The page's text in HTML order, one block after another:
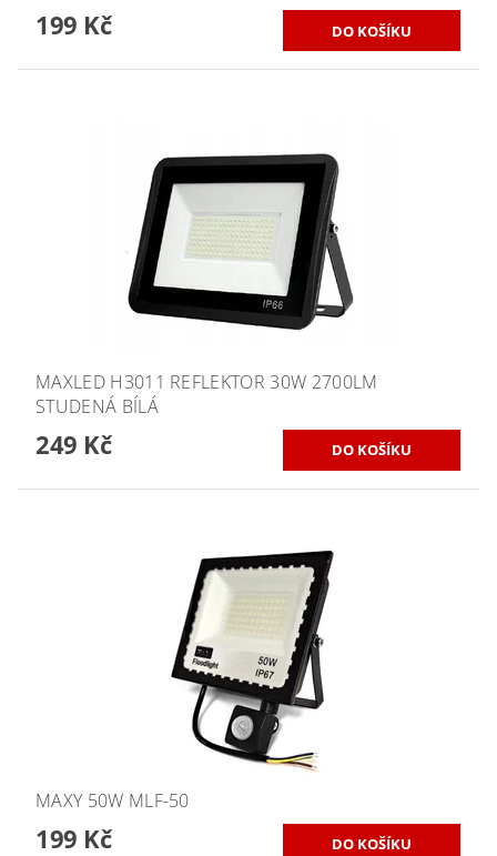
199 Kč
MAXLED H3011 REFLEKTOR 30W 2700LM
STUDENÁ BÍLÁ
249 Kč
MAXY 50W MLF-50
199 Kč